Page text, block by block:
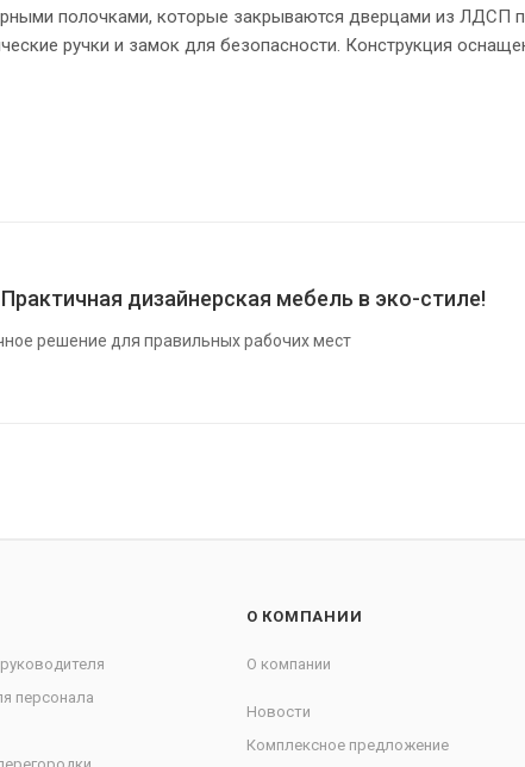
полочками, которые закрываются дверцами из ЛДСП
ручки и замок для безопасности. Конструкция
на неровном полу.
Практичная дизайнерская мебель в эко-стиле!
решение для правильных рабочих мест
персонала
О КОМПАНИИ
О компании
Новости
Комплексное предложение